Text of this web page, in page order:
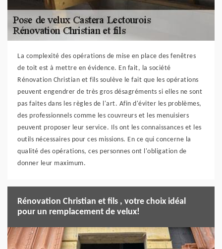
La complexité des opérations de mise en place des fenêtres
de toit est à mettre en évidence. En fait, la société
Rénovation Christian et fils soulève le fait que les opérations
peuvent engendrer de très gros désagréments si elles ne sont
pas faites dans les règles de l'art. Afin d'éviter les problèmes,
des professionnels comme les couvreurs et les menuisiers
peuvent proposer leur service. Ils ont les connaissances et les
outils nécessaires pour ces missions. En ce qui concerne la
qualité des opérations, ces personnes ont l'obligation de
donner leur maximum.
Rénovation Christian et fils , votre choix idéal
pour un remplacement de velux!